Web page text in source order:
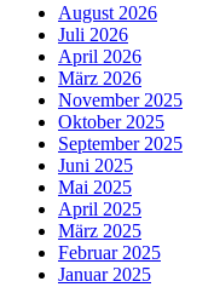
August 2026
Juli 2026
April 2026
März 2026
November 2025
Oktober 2025
September 2025
Juni 2025
Mai 2025
April 2025
März 2025
Februar 2025
Januar 2025